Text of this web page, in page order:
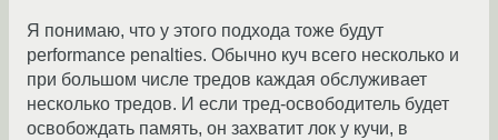
Я понимаю, что у этого подхода тоже будут
performance penalties. Обычно куч всего несколько и
при большом числе тредов каждая обслуживает
несколько тредов. И если тред-освободитель будет
освобождать память, он захватит лок у кучи, в